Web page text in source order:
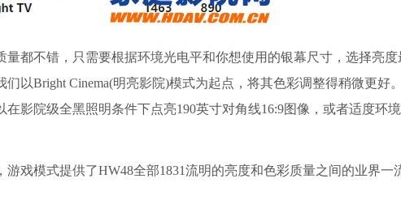
不错，只需要根据环境光电平和你想使用的银幕尺寸，选择亮度
以Bright Cinema(明亮影院)模式为起点，将其色彩调整得稍微更好
影院级全黑照明条件下点亮190英寸对角线16:9图像，或者适度环
模式提供了HW48全部1831流明的亮度和色彩质量之间的业界一